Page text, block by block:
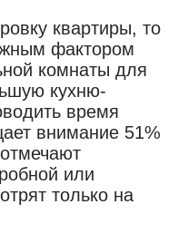
квартиры, то
фактором
комнаты для
кухню-
время
внимание 51%
или
только на